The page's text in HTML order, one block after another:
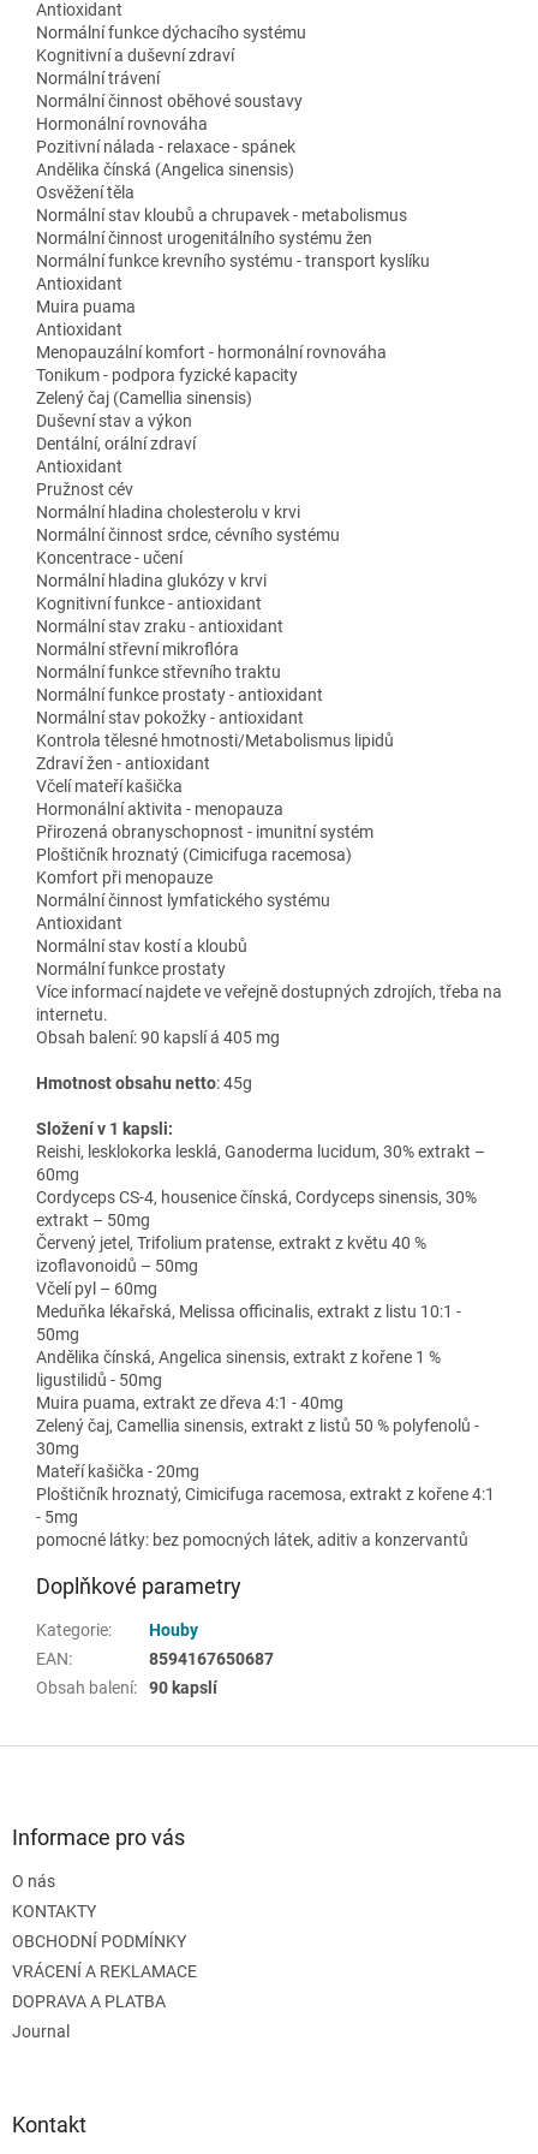
Antioxidant
Normální funkce dýchacího systému
Kognitivní a duševní zdraví
Normální trávení
Normální činnost oběhové soustavy
Hormonální rovnováha
Pozitivní nálada - relaxace - spánek
Andělika čínská (Angelica sinensis)
Osvěžení těla
Normální stav kloubů a chrupavek - metabolismus
Normální činnost urogenitálního systému žen
Normální funkce krevního systému - transport kyslíku
Antioxidant
Muira puama
Antioxidant
Menopauzální komfort - hormonální rovnováha
Tonikum - podpora fyzické kapacity
Zelený čaj (Camellia sinensis)
Duševní stav a výkon
Dentální, orální zdraví
Antioxidant
Pružnost cév
Normální hladina cholesterolu v krvi
Normální činnost srdce, cévního systému
Koncentrace - učení
Normální hladina glukózy v krvi
Kognitivní funkce - antioxidant
Normální stav zraku - antioxidant
Normální střevní mikroflóra
Normální funkce střevního traktu
Normální funkce prostaty - antioxidant
Normální stav pokožky - antioxidant
Kontrola tělesné hmotnosti/Metabolismus lipidů
Zdraví žen - antioxidant
Včelí mateří kašička
Hormonální aktivita - menopauza
Přirozená obranyschopnost - imunitní systém
Ploštičník hroznatý (Cimicifuga racemosa)
Komfort při menopauze
Normální činnost lymfatického systému
Antioxidant
Normální stav kostí a kloubů
Normální funkce prostaty
Více informací najdete ve veřejně dostupných zdrojích, třeba na
internetu.
Obsah balení: 90 kapslí á 405 mg
Hmotnost obsahu netto: 45g
Složení v 1 kapsli:
Reishi, lesklokorka lesklá, Ganoderma lucidum, 30% extrakt –
60mg
Cordyceps CS-4, housenice čínská, Cordyceps sinensis, 30%
extrakt – 50mg
Červený jetel, Trifolium pratense, extrakt z květu 40 %
izoflavonoidů – 50mg
Včelí pyl – 60mg
Meduňka lékařská, Melissa officinalis, extrakt z listu 10:1 -
50mg
Andělika čínská, Angelica sinensis, extrakt z kořene 1 %
ligustilidů - 50mg
Muira puama, extrakt ze dřeva 4:1 - 40mg
Zelený čaj, Camellia sinensis, extrakt z listů 50 % polyfenolů -
30mg
Mateří kašička - 20mg
Ploštičník hroznatý, Cimicifuga racemosa, extrakt z kořene 4:1
- 5mg
pomocné látky: bez pomocných látek, aditiv a konzervantů
Doplňkové parametry
Kategorie:
Houby
EAN:
8594167650687
Obsah balení: 90 kapslí
Informace pro vás
O nás
KONTAKTY
OBCHODNÍ PODMÍNKY
VRÁCENÍ A REKLAMACE
DOPRAVA A PLATBA
Journal
Kontakt